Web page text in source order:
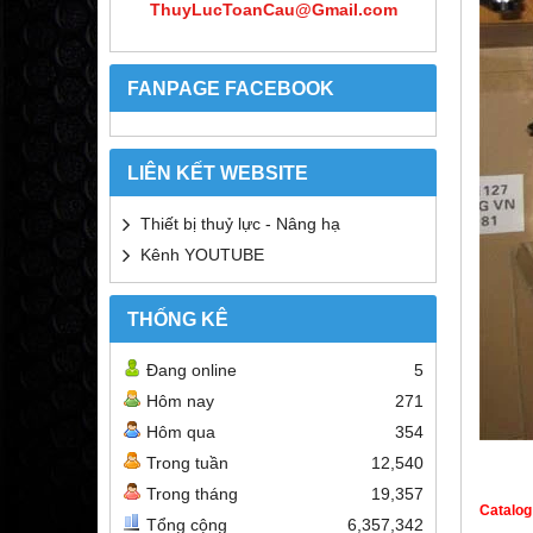
ThuyLucToanCau@Gmail.com
FANPAGE FACEBOOK
LIÊN KẾT WEBSITE
Thiết bị thuỷ lực - Nâng hạ
Kênh YOUTUBE
THỐNG KÊ
Đang online
5
Hôm nay
271
Hôm qua
354
Trong tuần
12,540
Trong tháng
19,357
Tổng cộng
6,357,342